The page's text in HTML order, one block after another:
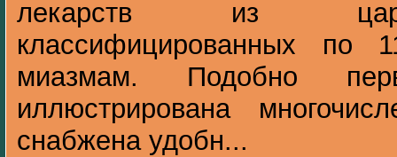
лекарств из
классифицированных по
миазмам. Подобно
иллюстрирована
снабжена удобн...